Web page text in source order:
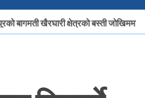
बागमती खैरघारी क्षेत्रको बस्ती जोखिममा